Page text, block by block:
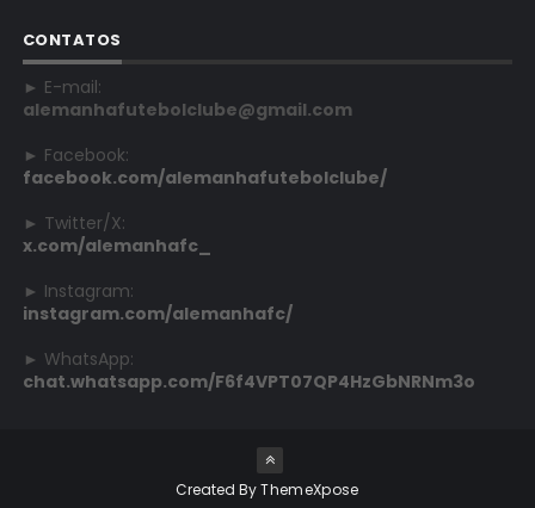
CONTATOS
► E-mail:
alemanhafutebolclube@gmail.com
► Facebook:
facebook.com/alemanhafutebolclube/
► Twitter/X:
x.com/alemanhafc_
► Instagram:
instagram.com/alemanhafc/
► WhatsApp:
chat.whatsapp.com/F6f4VPT07QP4HzGbNRNm3o
Created ByThemeXpose